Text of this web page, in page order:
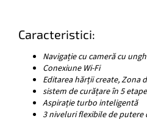
Caracteristici:
Navigație cu cameră cu
Conexiune Wi-Fi
Editarea hărții create, Zona
sistem de curățare în 5 etape
Aspirație turbo inteligentă
3 niveluri flexibile de putere